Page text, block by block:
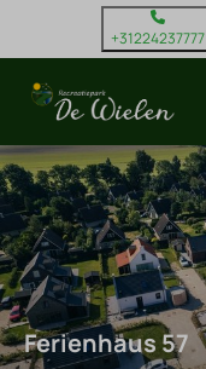
+31224237777
Ferienhaus 57